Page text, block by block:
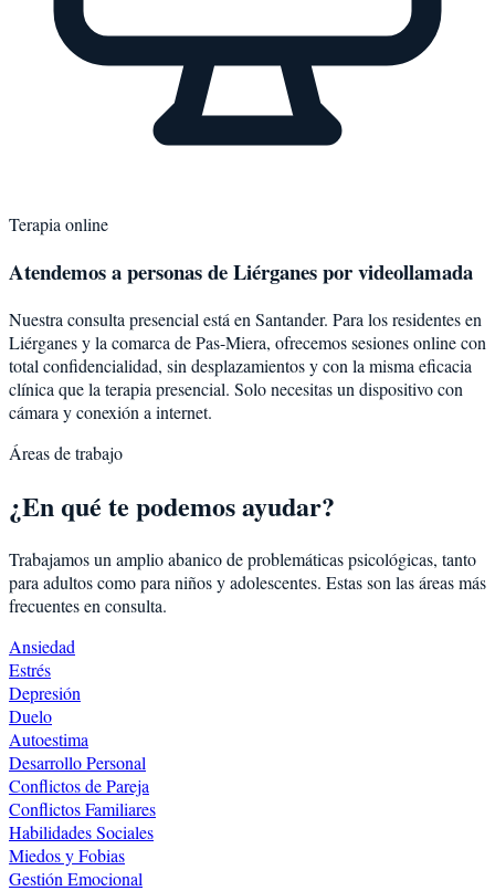
Terapia online
Atendemos a personas deLiérganespor videollamada
Nuestra consulta presencial está en Santander. Para los residentes en
Liérganesy la comarca dePas-Miera, ofrecemos sesiones online con
total confidencialidad, sin desplazamientos y con la misma eficacia
clínica que la terapia presencial. Solo necesitas un dispositivo con
cámara y conexión a internet.
Áreas de trabajo
¿En qué te podemos ayudar?
Trabajamos un amplio abanico de problemáticas psicológicas, tanto
para adultos como para niños y adolescentes. Estas son las áreas más
frecuentes en consulta.
Ansiedad
Estrés
Depresión
Duelo
Autoestima
Desarrollo Personal
Conflictos de Pareja
Conflictos Familiares
Habilidades Sociales
Miedos y Fobias
Gestión Emocional